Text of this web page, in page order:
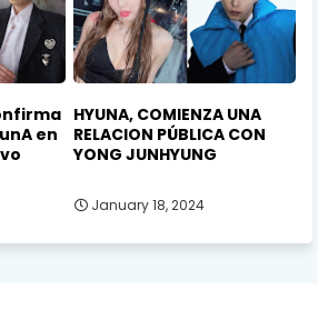
en
HYUNA, COMIENZA UNA
RELACION PÚBLICA CON
YONG JUNHYUNG
January 18, 2024